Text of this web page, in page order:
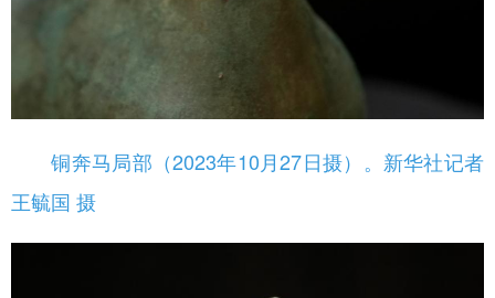
铜奔马局部（2023年10月27日摄）。新华社记者
王毓国 摄